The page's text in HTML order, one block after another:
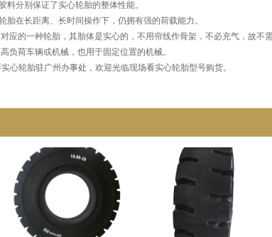
料分别保证了实心轮胎的整体性能。
胎在长距离、长时间操作下，仍拥有强的荷载能力。
应的一种轮胎，其胎体是实心的，不用帘线作骨架，不必充气，故不
负荷车辆或机械，也用于固定位置的机械。
心轮胎驻广州办事处，欢迎光临现场看实心轮胎型号购货。